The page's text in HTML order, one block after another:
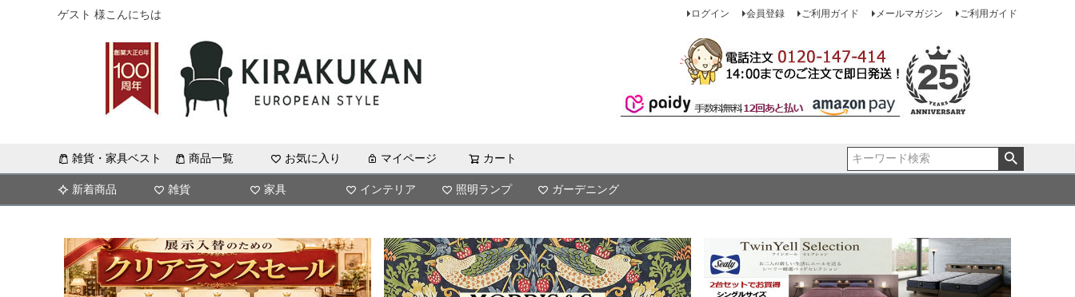
ゲスト 様こんにちは ログイン 会員登録 ご利用ガイド メールマガジン ご利用ガイド
雑貨・家具ベスト 商品一覧 お気に入り マイページ カート
新着商品 雑貨 家具 インテリア 照明ランプ ガーデニング